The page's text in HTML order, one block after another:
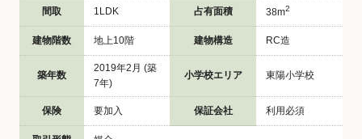
間取 1LDK 占有面積 38m2
建物階数 地上10階 建物構造 RC造
築年数
2019年2月 (築
7年)
小学校エリア 東陽小学校
保険 要加入 保証会社 利用必須